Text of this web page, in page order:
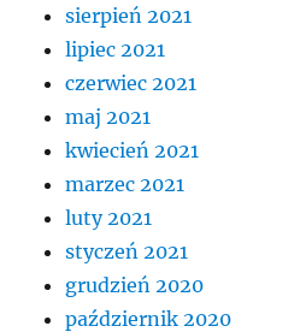
sierpień 2021
lipiec 2021
czerwiec 2021
maj 2021
kwiecień 2021
marzec 2021
luty 2021
styczeń 2021
grudzień 2020
październik 2020